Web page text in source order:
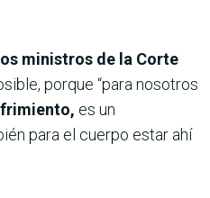
ministros de la Corte
porque “para nosotros
es un
para el cuerpo estar ahí